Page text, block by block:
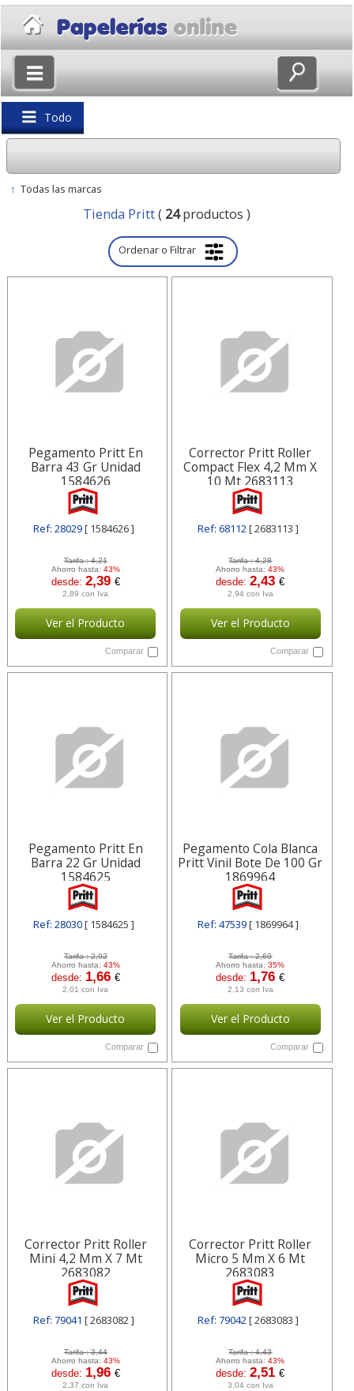
Todo
Volver
↑ Todas las marcas
Tienda Pritt( 24productos )
Ordenar o Filtrar
Pegamento Pritt En
Barra 43 Gr Unidad
1584626
Ref: 28029[ 1584626 ]
Tarifa :4,21
Ahorro hasta: 43%
desde: 2,39 €
2,89 con Iva
Ver el Producto
Comparar
Corrector Pritt Roller
Compact Flex 4,2 Mm X
10 Mt 2683113
Ref: 68112[ 2683113 ]
Tarifa :4,28
Ahorro hasta:43%
desde:2,43€
2,94 con Iva
Ver el Producto
Comparar
Pegamento Pritt En
Barra 22 Gr Unidad
1584625
Ref: 28030[ 1584625 ]
Tarifa :2,92
Ahorro hasta: 43%
desde: 1,66 €
2,01 con Iva
Ver el Producto
Comparar
Pegamento Cola Blanca
Pritt Vinil Bote De 100 Gr
1869964
Ref: 47539[ 1869964 ]
Tarifa :2,69
Ahorro hasta:35%
desde: 1,76€
2,13 con Iva
Ver el Producto
Comparar
Corrector Pritt Roller
Mini 4,2 Mm X 7 Mt
2683082
Ref: 79041 [ 2683082 ]
Tarifa :3,44
Ahorro hasta: 43%
desde: 1,96 €
2,37 con Iva
Corrector Pritt Roller
Micro 5 Mm X 6 Mt
2683083
Ref: 79042[ 2683083 ]
Tarifa :4,43
Ahorro hasta:43%
desde:2,51€
3,04 con Iva